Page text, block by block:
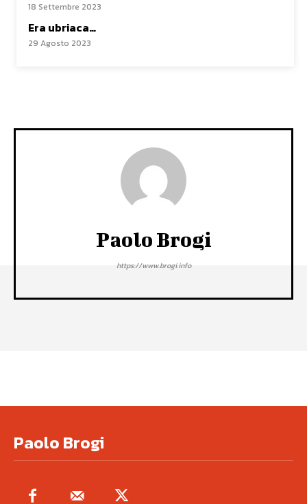
18 Settembre 2023
Era ubriaca…
29 Agosto 2023
Paolo Brogi
https://www.brogi.info
Paolo Brogi